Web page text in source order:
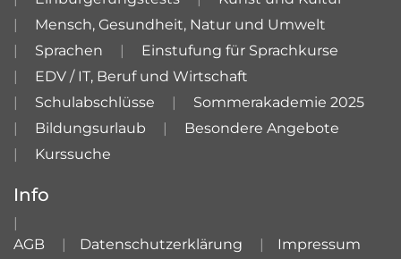
Mensch, Gesundheit, Natur und Umwelt
Sprachen
Einstufung für Sprachkurse
EDV / IT, Beruf und Wirtschaft
Schulabschlüsse
Sommerakademie 2025
Bildungsurlaub
Besondere Angebote
Kurssuche
Info
AGB Datenschutzerklärung Impressum